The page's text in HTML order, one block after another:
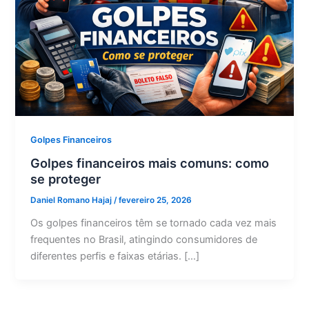
Golpes Financeiros
Golpes financeiros mais comuns: como
se proteger
Daniel Romano Hajaj/fevereiro 25, 2026
Os golpes financeiros têm se tornado cada vez mais
frequentes no Brasil, atingindo consumidores de
diferentes perfis e faixas etárias. […]